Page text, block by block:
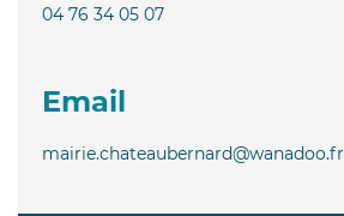
04 76 34 05 07
Email
mairie.chateaubernard@wanadoo.fr